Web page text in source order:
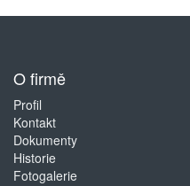
O firmě
Profil
Kontakt
Dokumenty
Historie
Fotogalerie